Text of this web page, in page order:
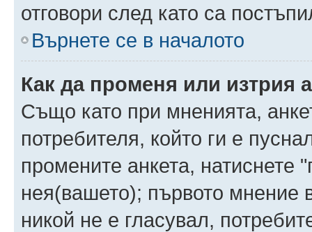
отговори след като са
Върнете се в началото
Как да променя или изтрия
Също като при мненията,
потребителя, който ги е
промените анкета, натиснете
нея(вашето); първото мнение
никой не е гласувал,